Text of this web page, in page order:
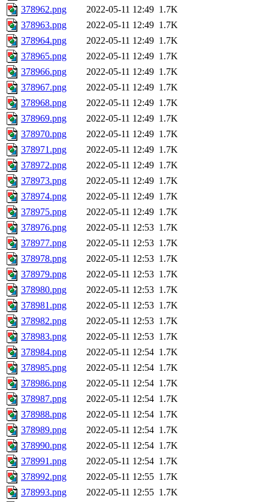
378962.png
2022-05-11 12:49 1.7K
378963.png
2022-05-11 12:49 1.7K
378964.png
2022-05-11 12:49 1.7K
378965.png
2022-05-11 12:49 1.7K
378966.png
2022-05-11 12:49 1.7K
378967.png
2022-05-11 12:49 1.7K
378968.png
2022-05-11 12:49 1.7K
378969.png
2022-05-11 12:49 1.7K
378970.png
2022-05-11 12:49 1.7K
378971.png
2022-05-11 12:49 1.7K
378972.png
2022-05-11 12:49 1.7K
378973.png
2022-05-11 12:49 1.7K
378974.png
2022-05-11 12:49 1.7K
378975.png
2022-05-11 12:49 1.7K
378976.png
2022-05-11 12:53 1.7K
378977.png
2022-05-11 12:53 1.7K
378978.png
2022-05-11 12:53 1.7K
378979.png
2022-05-11 12:53 1.7K
378980.png
2022-05-11 12:53 1.7K
378981.png
2022-05-11 12:53 1.7K
378982.png
2022-05-11 12:53 1.7K
378983.png
2022-05-11 12:53 1.7K
378984.png
2022-05-11 12:54 1.7K
378985.png
2022-05-11 12:54 1.7K
378986.png
2022-05-11 12:54 1.7K
378987.png
2022-05-11 12:54 1.7K
378988.png
2022-05-11 12:54 1.7K
378989.png
2022-05-11 12:54 1.7K
378990.png
2022-05-11 12:54 1.7K
378991.png
2022-05-11 12:54 1.7K
378992.png
2022-05-11 12:55 1.7K
378993.png
2022-05-11 12:55 1.7K